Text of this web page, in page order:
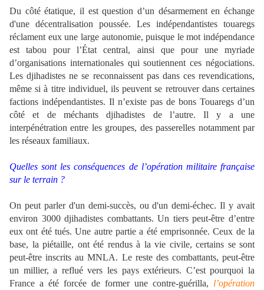
Du côté étatique, il est question d’un désarmement en échange
d'une décentralisation poussée. Les indépendantistes touaregs
réclament eux une large autonomie, puisque le mot indépendance
est tabou pour l’État central, ainsi que pour une myriade
d’organisations internationales qui soutiennent ces négociations.
Les djihadistes ne se reconnaissent pas dans ces revendications,
même si à titre individuel, ils peuvent se retrouver dans certaines
factions indépendantistes. Il n’existe pas de bons Touaregs d’un
côté et de méchants djihadistes de l’autre. Il y a une
interpénétration entre les groupes, des passerelles notamment par
les réseaux familiaux.
Quelles sont les conséquences de l’opération militaire française
sur le terrain ?
On peut parler d'un demi-succès, ou d'un demi-échec. Il y avait
environ 3000 djihadistes combattants. Un tiers peut-être d’entre
eux ont été tués. Une autre partie a été emprisonnée. Ceux de la
base, la piétaille, ont été rendus à la vie civile, certains se sont
peut-être inscrits au MNLA. Le reste des combattants, peut-être
un millier, a reflué vers les pays extérieurs. C’est pourquoi la
France a été forcée de former une contre-guérilla, l’opération